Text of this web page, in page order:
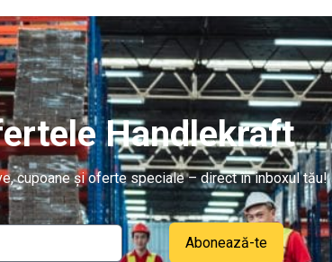
Handlekraft
cupoane și oferte speciale – direct în inboxul tău!
Abonează-te